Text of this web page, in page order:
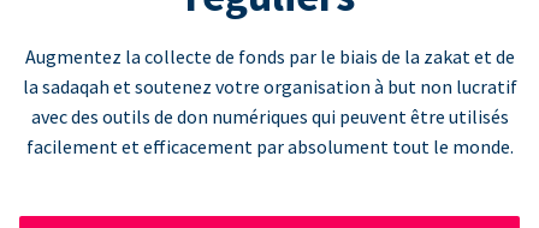
Augmentez la collecte de fonds par le biais de la zakat et de
la sadaqah et soutenez votre organisation à but non lucratif
avec des outils de don numériques qui peuvent être utilisés
facilement et efficacement par absolument tout le monde.